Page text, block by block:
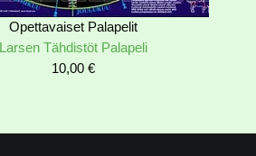
Opettavaiset Palapelit
Larsen Tähdistöt Palapeli
10,00 €